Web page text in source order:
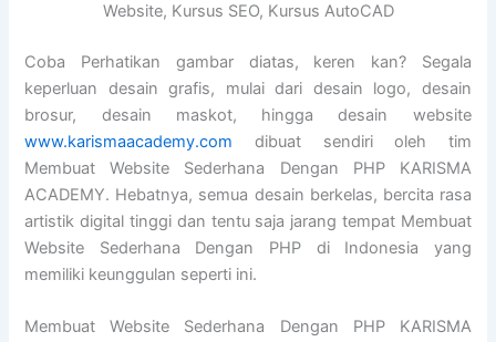
Website, Kursus SEO, Kursus AutoCAD
Coba Perhatikan gambar diatas, keren kan? Segala
keperluan desain grafis, mulai dari desain logo, desain
brosur, desain maskot, hingga desain website
www.karismaacademy.com dibuat sendiri oleh tim
Membuat Website Sederhana Dengan PHP KARISMA
ACADEMY. Hebatnya, semua desain berkelas, bercita rasa
artistik digital tinggi dan tentu saja jarang tempat Membuat
Website Sederhana Dengan PHP di Indonesia yang
memiliki keunggulan seperti ini.
Membuat Website Sederhana Dengan PHP KARISMA